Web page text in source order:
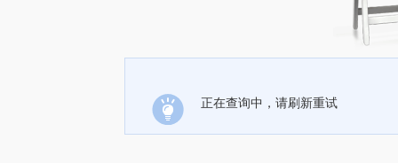
正在查询中，请刷新重试